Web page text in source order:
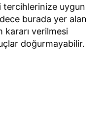
tercihlerinize uygun
burada yer alan
kararı verilmesi
doğurmayabilir.